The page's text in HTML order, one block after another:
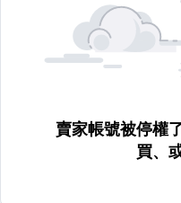
賣家帳號被停權
買、